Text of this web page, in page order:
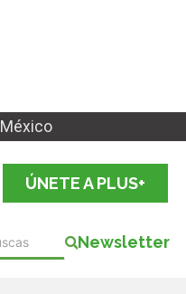
México
ÚNETE A PLUS+
Newsletter